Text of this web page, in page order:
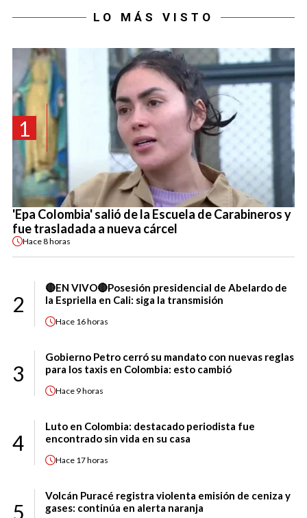
LO MÁS VISTO
1
'Epa Colombia' salió de la Escuela de Carabineros y
fue trasladada a nueva cárcel
Hace8 horas
2
🔴EN VIVO🔴Posesión presidencial de Abelardo de
la Espriella en Cali: siga la transmisión
Hace 16 horas
3
Gobierno Petro cerró su mandato con nuevas reglas
para los taxis en Colombia: esto cambió
Hace 9 horas
4
Luto en Colombia: destacado periodista fue
encontrado sin vida en su casa
Hace 17 horas
5
Volcán Puracé registra violenta emisión de ceniza y
gases: continúa en alerta naranja